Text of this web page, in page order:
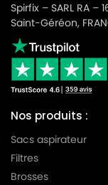
Spirfix – SARL RA
Saint-Géréon,
Nos produits :
Sacs aspirateur
Filtres
Brosses